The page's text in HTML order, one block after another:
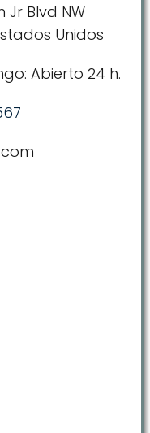
Jr Blvd NW
Unidos
Abierto 24 h.